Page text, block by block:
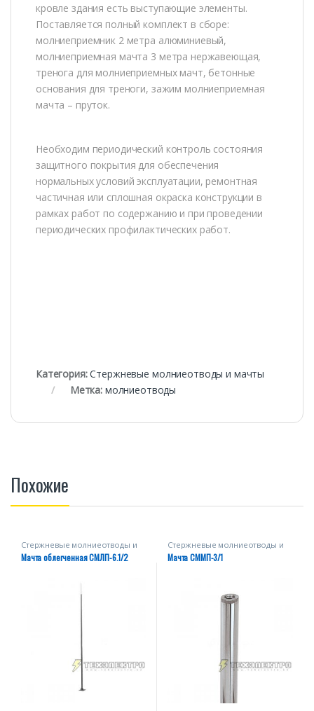
кровле здания есть выступающие элементы.
Поставляется полный комплект в сборе:
молниеприемник 2 метра алюминиевый,
молниеприемная мачта 3 метра нержавеющая,
тренога для молниеприемных мачт, бетонные
основания для треноги, зажим молниеприемная
мачта – пруток.
Необходим периодический контроль состояния
защитного покрытия для обеспечения
нормальных условий эксплуатации, ремонтная
частичная или сплошная окраска конструкции в
рамках работ по содержанию и при проведении
периодических профилактических работ.
Категория:Стержневые молниеотводы и мачты
Метка: молниеотводы
Похожие
Стержневые молниеотводы и
мачты
Мачта облегченная СМЛП-6.1/2
Стержневые молниеотводы и
мачты
Мачта СММП-3/1